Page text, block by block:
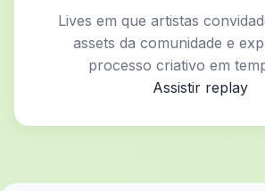
Lives em que artistas
assets da comunidade e
processo criativo em
Assistir replay